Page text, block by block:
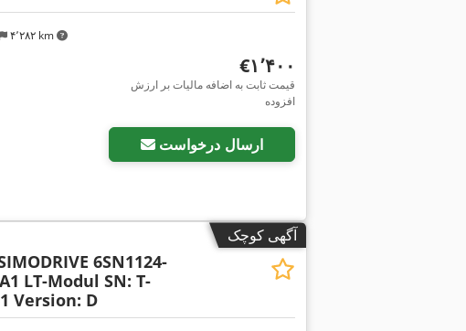
درخواست تصاویر بیشتر
۴٬۲۸۲ km
‎€۱٬۴۰۰
قیمت ثابت به اضافه مالیات بر ارزش
افزوده
ارسال درخواست
آگهی کوچک
6SN1124-
LT-Modul SN: T-
Version: D